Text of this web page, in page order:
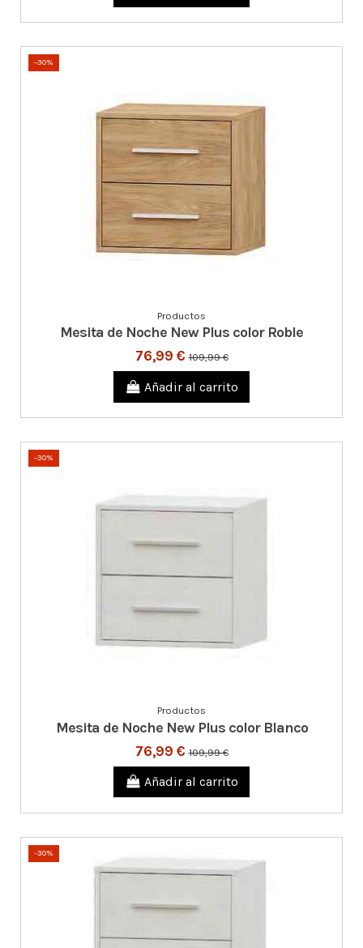
-30%
Productos
Mesita de Noche New Plus color Roble
76,99 €109,99 €
Añadir al carrito
-30%
Productos
Mesita de Noche New Plus color Blanco
76,99 €109,99 €
Añadir al carrito
-30%